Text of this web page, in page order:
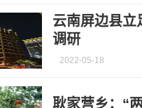
云南屏边县立
调研
2022-05-18
耿家营乡：“